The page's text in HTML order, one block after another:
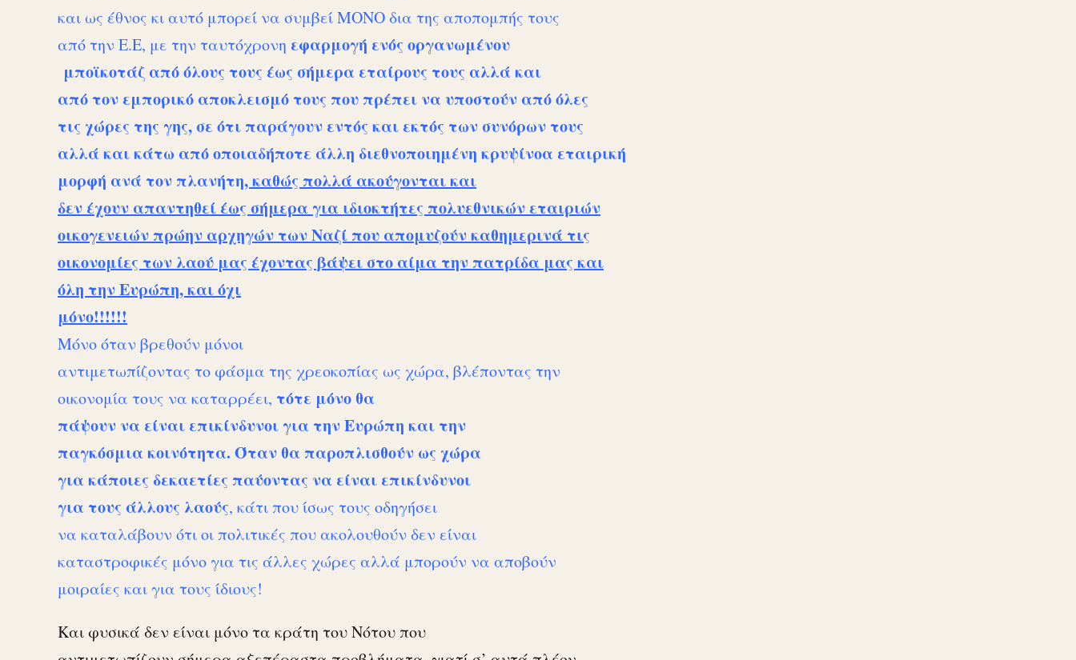
και ως έθνος κι αυτό μπορεί να συμβεί ΜΟΝΟ δια της αποπομπής τους
από την Ε.Ε, με την ταυτόχρονη εφαρμογή ενός οργανωμένου
μποϊκοτάζ από όλους τους έως σήμερα εταίρους τους αλλά και
από τον εμπορικό αποκλεισμό τους που πρέπει να υποστούν από όλες
τις χώρες της γης, σε ότι παράγουν εντός και εκτός των συνόρων τους
αλλά και κάτω από οποιαδήποτε άλλη διεθνοποιημένη κρυψίνοα εταιρική
μορφή ανά τον πλανήτη, καθώς πολλά ακούγονται και
δεν έχουν απαντηθεί έως σήμερα για ιδιοκτήτες πολυεθνικών εταιριών
οικογενειών πρώην αρχηγών των Ναζί που απομυζούν καθημερινά τις
οικονομίες των λαού μας έχοντας βάψει στο αίμα την πατρίδα μας και
όλη την Ευρώπη, και όχι
μόνο!!!!!!
Μόνο όταν βρεθούν μόνοι
αντιμετωπίζοντας το φάσμα της χρεοκοπίας ως χώρα, βλέποντας την
οικονομία τους να καταρρέει, τότε μόνο θα
πάψουν να είναι επικίνδυνοι για την Ευρώπη και την
παγκόσμια κοινότητα. Όταν θα παροπλισθούν ως χώρα
για κάποιες δεκαετίες παύοντας να είναι επικίνδυνοι
για τους άλλους λαούς, κάτι που ίσως τους οδηγήσει
να καταλάβουν ότι οι πολιτικές που ακολουθούν δεν είναι
καταστροφικές μόνο για τις άλλες χώρες αλλά μπορούν να αποβούν
μοιραίες και για τους ίδιους!
Και φυσικά δεν είναι μόνο τα κράτη του Νότου που